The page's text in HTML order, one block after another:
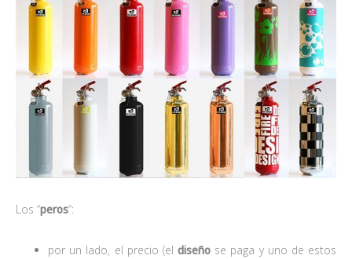
Los “peros“:
por un lado, el precio (eldiseño se paga y uno de estos